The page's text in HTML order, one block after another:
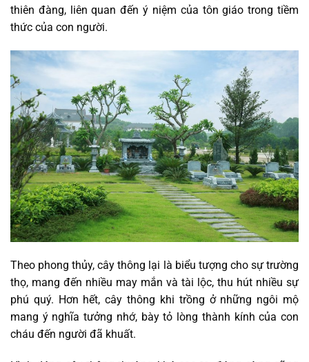
thiên đàng, liên quan đến ý niệm của tôn giáo trong tiềm
thức của con người.
Theo phong thủy, cây thông lại là biểu tượng cho sự trường
thọ, mang đến nhiều may mắn và tài lộc, thu hút nhiều sự
phú quý. Hơn hết, cây thông khi trồng ở những ngôi mộ
mang ý nghĩa tưởng nhớ, bày tỏ lòng thành kính của con
cháu đến người đã khuất.